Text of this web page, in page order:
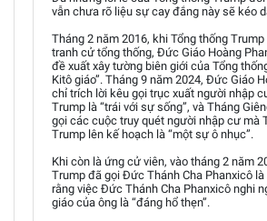
vẫn chưa rõ liệu sự cay đắng này sẽ kéo
Tháng 2 năm 2016, khi Tổng thống
tranh cử tổng thống, Đức Giáo Hoàng
đề xuất xây tường biên giới của Tổng
Kitô giáo”. Tháng 9 năm 2024, Đức Giáo
chỉ trích lời kêu gọi trục xuất người nhập
Trump là “trái với sự sống”, và Tháng
gọi các cuộc truy quét người nhập cư mà
Trump lên kế hoạch là “một sự ô nhục”.
Khi còn là ứng cử viên, vào tháng 2 năm
Trump đã gọi Đức Thánh Cha Phanxicô là
rằng việc Đức Thánh Cha Phanxicô nghi
giáo của ông là “đáng hổ thẹn”.